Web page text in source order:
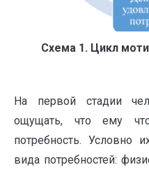
Схема 1. Цикл
На первой стадии
ощущать, что ему
потребность. Условно
вида потребностей: